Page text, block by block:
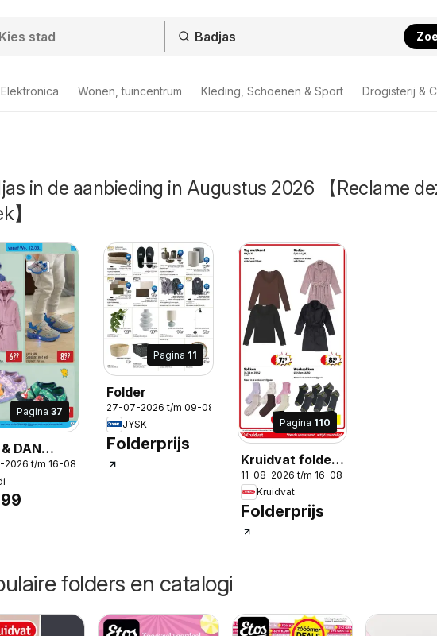
Elektronica Wonen, tuincentrum Kleding, Schoenen & Sport Drogisterij &
in de aanbieding in Augustus 2026 【Reclame
】
Pagina 37
DAN
Badjas
of
2026 t/m 16-08-2026
Pagina 11
Folder
27-07-2026 t/m 09-08-2026
JYSK
Folderprijs
Pagina 110
Kruidvat folder
week 33
11-08-2026 t/m 16-08-2026
Kruidvat
Folderprijs
folders en catalogi